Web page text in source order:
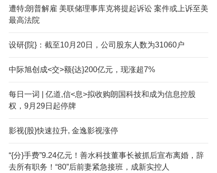
遭特;朗普解雇 美联储理事库克将提起诉讼 案件或上诉至美
最高法院
设研{院}：截至10月20日，公司股东人数为31060户
中际旭创成<交>额{达}200亿元，现涨超7%
每日一词 | 亿道,信<息>拟收购朗国科技和成为信息控股
权，9月29日起停牌
影视{股}快速拉升, 金逸影视涨停
“{分}手费”9.24亿元！善水科技董事长被抓后宣布离婚，辞
去所有职务！“80”后前妻紧急接班，成新实控人